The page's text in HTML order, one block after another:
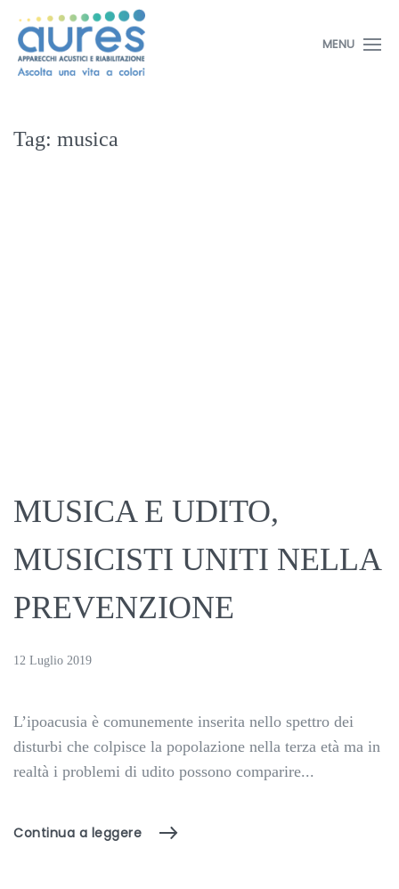
MENU
Tag: musica
MUSICA E UDITO,
MUSICISTI UNITI NELLA
PREVENZIONE
12 Luglio 2019
L’ipoacusia è comunemente inserita nello spettro dei
disturbi che colpisce la popolazione nella terza età ma in
realtà i problemi di udito possono comparire...
Continua a leggere